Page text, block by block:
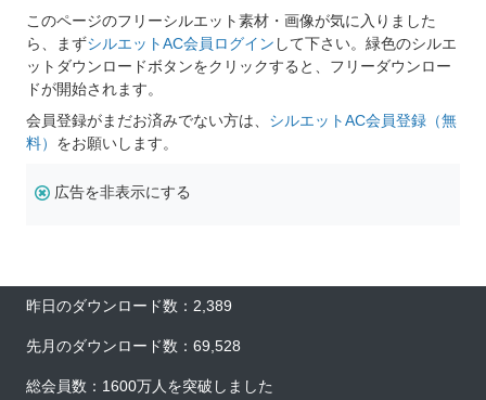
このページのフリーシルエット素材・画像が気に入りました
ら、まずシルエットAC会員ログイン して下さい。緑色のシルエ
ットダウンロードボタンをクリックすると、フリーダウンロー
ドが開始されます。
会員登録がまだお済みでない方は、 シルエットAC会員登録（無
料） をお願いします。
広告を非表示にする
昨日のダウンロード数：2,389
先月のダウンロード数：69,528
総会員数：1600万人を突破しました